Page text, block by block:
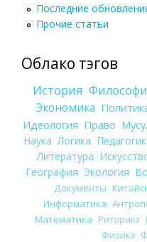
Последние
Прочие статьи
Облако тэгов
История
Экономика
Идеология Право
Наука Логика
Литература
География Экология
Документы
Информатика
Математика Риторика
Физика